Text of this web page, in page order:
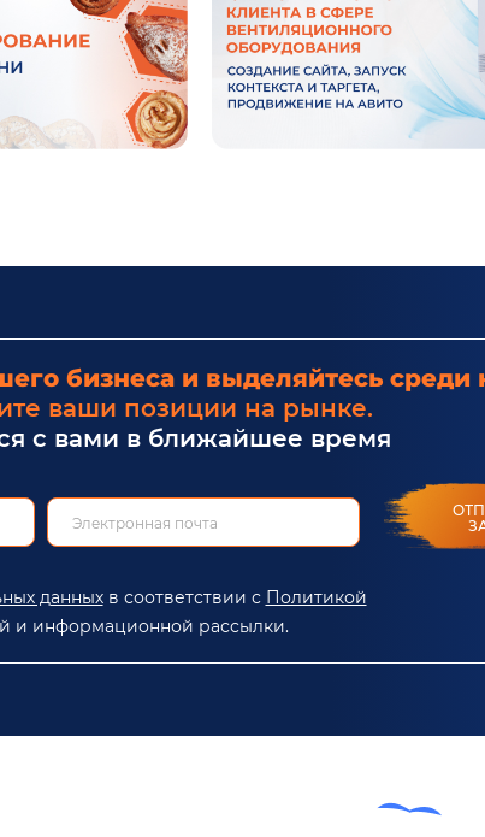
бизнеса и выделяйтесь среди
ваши позиции на рынке.
с вами в ближайшее время
данныхв соответствии с Политикой
и информационной рассылки.